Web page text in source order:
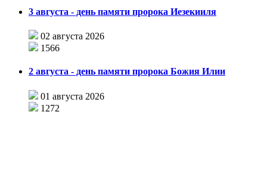
3 августа - день памяти пророка Иезекииля
02 августа 2026
1566
2 августа - день памяти пророка Божия Илии
01 августа 2026
1272